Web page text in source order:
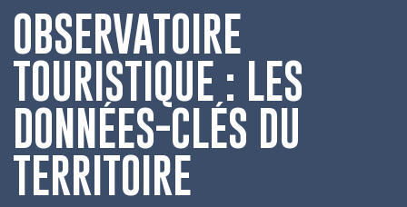
OBSERVATOIRE
TOURISTIQUE : LES
DONNÉES-CLÉS DU
TERRITOIRE